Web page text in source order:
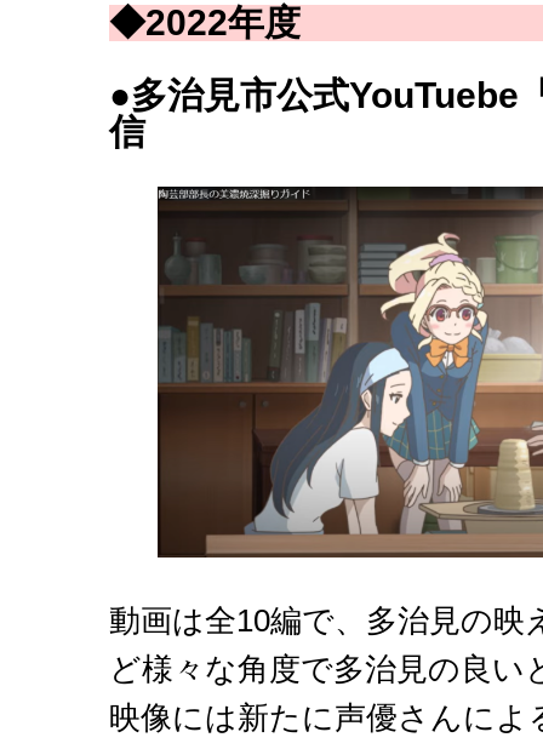
◆2022年度
●多治見市公式YouTuebe
信
動画は全10編で、多治見の
ど様々な角度で多治見の良
映像には新たに声優さんに